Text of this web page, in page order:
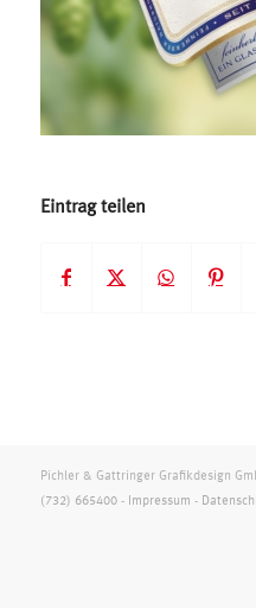
Eintrag teilen
Pichler & Gattringer Grafikdesign
(732) 665400- Impressum -